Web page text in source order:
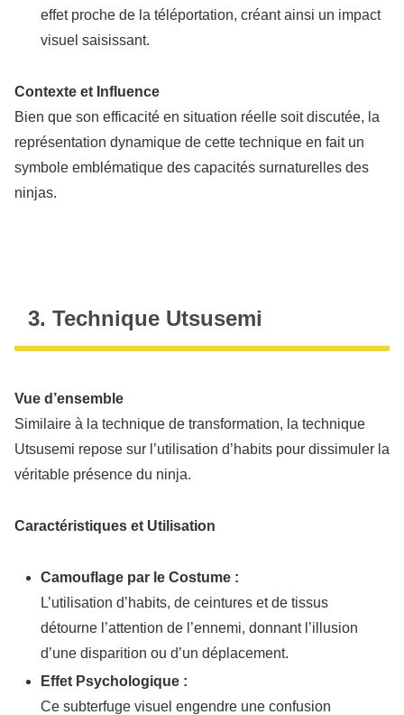
effet proche de la téléportation, créant ainsi un impact
visuel saisissant.
Contexte et Influence
Bien que son efficacité en situation réelle soit discutée, la
représentation dynamique de cette technique en fait un
symbole emblématique des capacités surnaturelles des
ninjas.
3. Technique Utsusemi
Vue d’ensemble
Similaire à la technique de transformation, la technique
Utsusemi repose sur l’utilisation d’habits pour dissimuler la
véritable présence du ninja.
Caractéristiques et Utilisation
Camouflage par le Costume :
L’utilisation d’habits, de ceintures et de tissus
détourne l’attention de l’ennemi, donnant l’illusion
d’une disparition ou d’un déplacement.
Effet Psychologique :
Ce subterfuge visuel engendre une confusion